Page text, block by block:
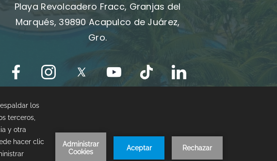
Playa Revolcadero Fracc, Granjas del
Marqués, 39890 Acapulco de Juárez,
Gro.